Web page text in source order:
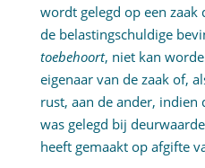
wordt gelegd op een zaak
de belastingschuldige
toebehoort, niet kan
eigenaar van de zaak of,
rust, aan de ander, indien
was gelegd bij
heeft gemaakt op afgifte